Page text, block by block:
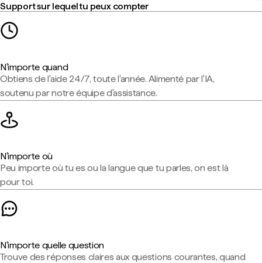
Support sur lequel tu peux compter
N'importe quand
Obtiens de l'aide 24/7, toute l'année. Alimenté par l'IA,
soutenu par notre équipe d'assistance.
N'importe où
Peu importe où tu es ou la langue que tu parles, on est là
pour toi.
N'importe quelle question
Trouve des réponses claires aux questions courantes, quand